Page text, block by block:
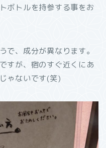
ボトルを持参する事をお
で、成分が異なります。
すが、宿のすぐ近くにあ
ゃないです(笑)